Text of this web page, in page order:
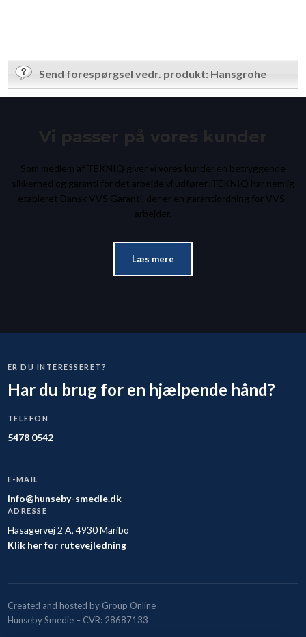
Send forespørgsel vedr. produkt: Hansgrohe
Som medlem af TEKNIQ giver vi vores kunder en betryggende
sikkerhed og garanti for det arbejde vi udfører. TEKNIQ har nemlig
etableret Dansk VVS Garanti, der er en garantiordning for VVS-
arbejder.​
Læs mere
ER DU INTERESSERET?
Har du brug for en hjælpende hånd?
TELEFON
5478 0542
E-MAIL
info@hunseby-smedie.dk
ADRESSE
Hasagervej 2 A, 4930 Maribo
Klik her for rutevejledning
Created and hosted by Group Online
Hunseby Smedie – CVR: 28687133